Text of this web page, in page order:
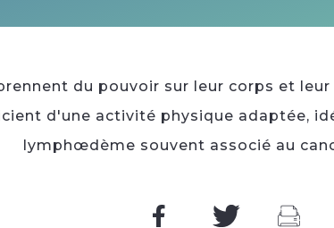
du pouvoir sur leur corps et
d'une activité physique adaptée,
lymphœdème souvent associé au